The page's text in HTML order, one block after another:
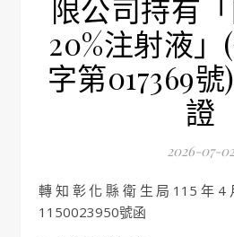
限公司持有
20%注射液
字第017369
證
2026-07-02
轉知彰化縣衛生局115年4月17日彰衛藥字第
1150023950號函